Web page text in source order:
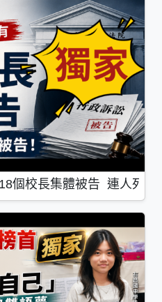
個校長集體被告 連人死了